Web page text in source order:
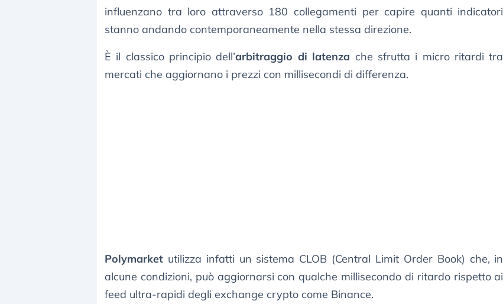
influenzano tra loro attraverso 180 collegamenti per capire quanti indicatori
stanno andando contemporaneamente nella stessa direzione.
È il classico principio dell’arbitraggio di latenza che sfrutta i micro ritardi tra
mercati che aggiornano i prezzi con millisecondi di differenza.
Polymarket utilizza infatti un sistema CLOB (Central Limit Order Book) che, in
alcune condizioni, può aggiornarsi con qualche millisecondo di ritardo rispetto ai
feed ultra-rapidi degli exchange crypto come Binance.